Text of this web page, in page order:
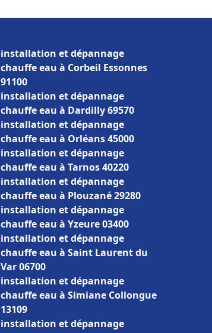
installation et dépannage
chauffe eau à Corbeil Essonnes
91100
installation et dépannage
chauffe eau à Dardilly 69570
installation et dépannage
chauffe eau à Orléans 45000
installation et dépannage
chauffe eau à Tarnos 40220
installation et dépannage
chauffe eau à Plouzané 29280
installation et dépannage
chauffe eau à Yzeure 03400
installation et dépannage
chauffe eau à Saint Laurent du
Var 06700
installation et dépannage
chauffe eau à Simiane Collongue
13109
installation et dépannage